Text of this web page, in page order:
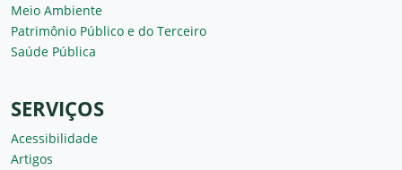
Meio Ambiente
Patrimônio Público e do Terceiro
Saúde Pública
SERVIÇOS
Acessibilidade
Artigos